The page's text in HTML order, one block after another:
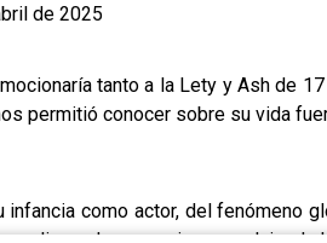
de 2025
tanto a la Lety y Ash de
permitió conocer sobre su vida
infancia como actor, del fenómeno